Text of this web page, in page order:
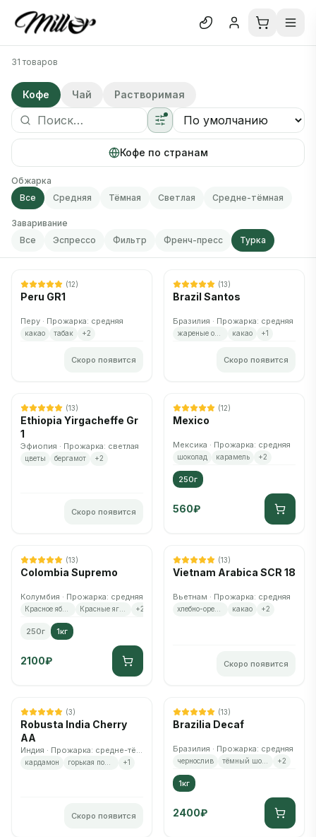
Блог
О нас
Отзывы
В каталог
Кофе
31 товаров
Кофе Чай Растворимая
Кофе по странам
Обжарка
Все
Средняя Тёмная Светлая Средне-тёмная
Заваривание
Все
Эспрессо Фильтр Френч-пресс Турка
(12)
Peru GR1
Перу · Прожарка: средняя
какао табак +2
Скоро появится
(13)
Brazil Santos
Бразилия · Прожарка: средняя
какао +1
Скоро появится
(13)
Ethiopia Yirgacheffe Gr
1
Эфиопия · Прожарка: светлая
цветы бергамот +2
Скоро появится
(12)
Mexico
Мексика · Прожарка: средняя
шоколад карамель +2
250г
560₽
(13)
Colombia Supremo
Колумбия · Прожарка: средняя
+2
250г 1кг
2100₽
(13)
Vietnam Arabica SCR 18
Вьетнам · Прожарка: средняя
какао +2
Скоро появится
(3)
Robusta India Cherry
AA
Индия · Прожарка: средне-тёмная
кардамон +1
Скоро появится
ДЕКАФ (13)
Brazilia Decaf
Бразилия · Прожарка: средняя
чернослив +2
1кг
2400₽